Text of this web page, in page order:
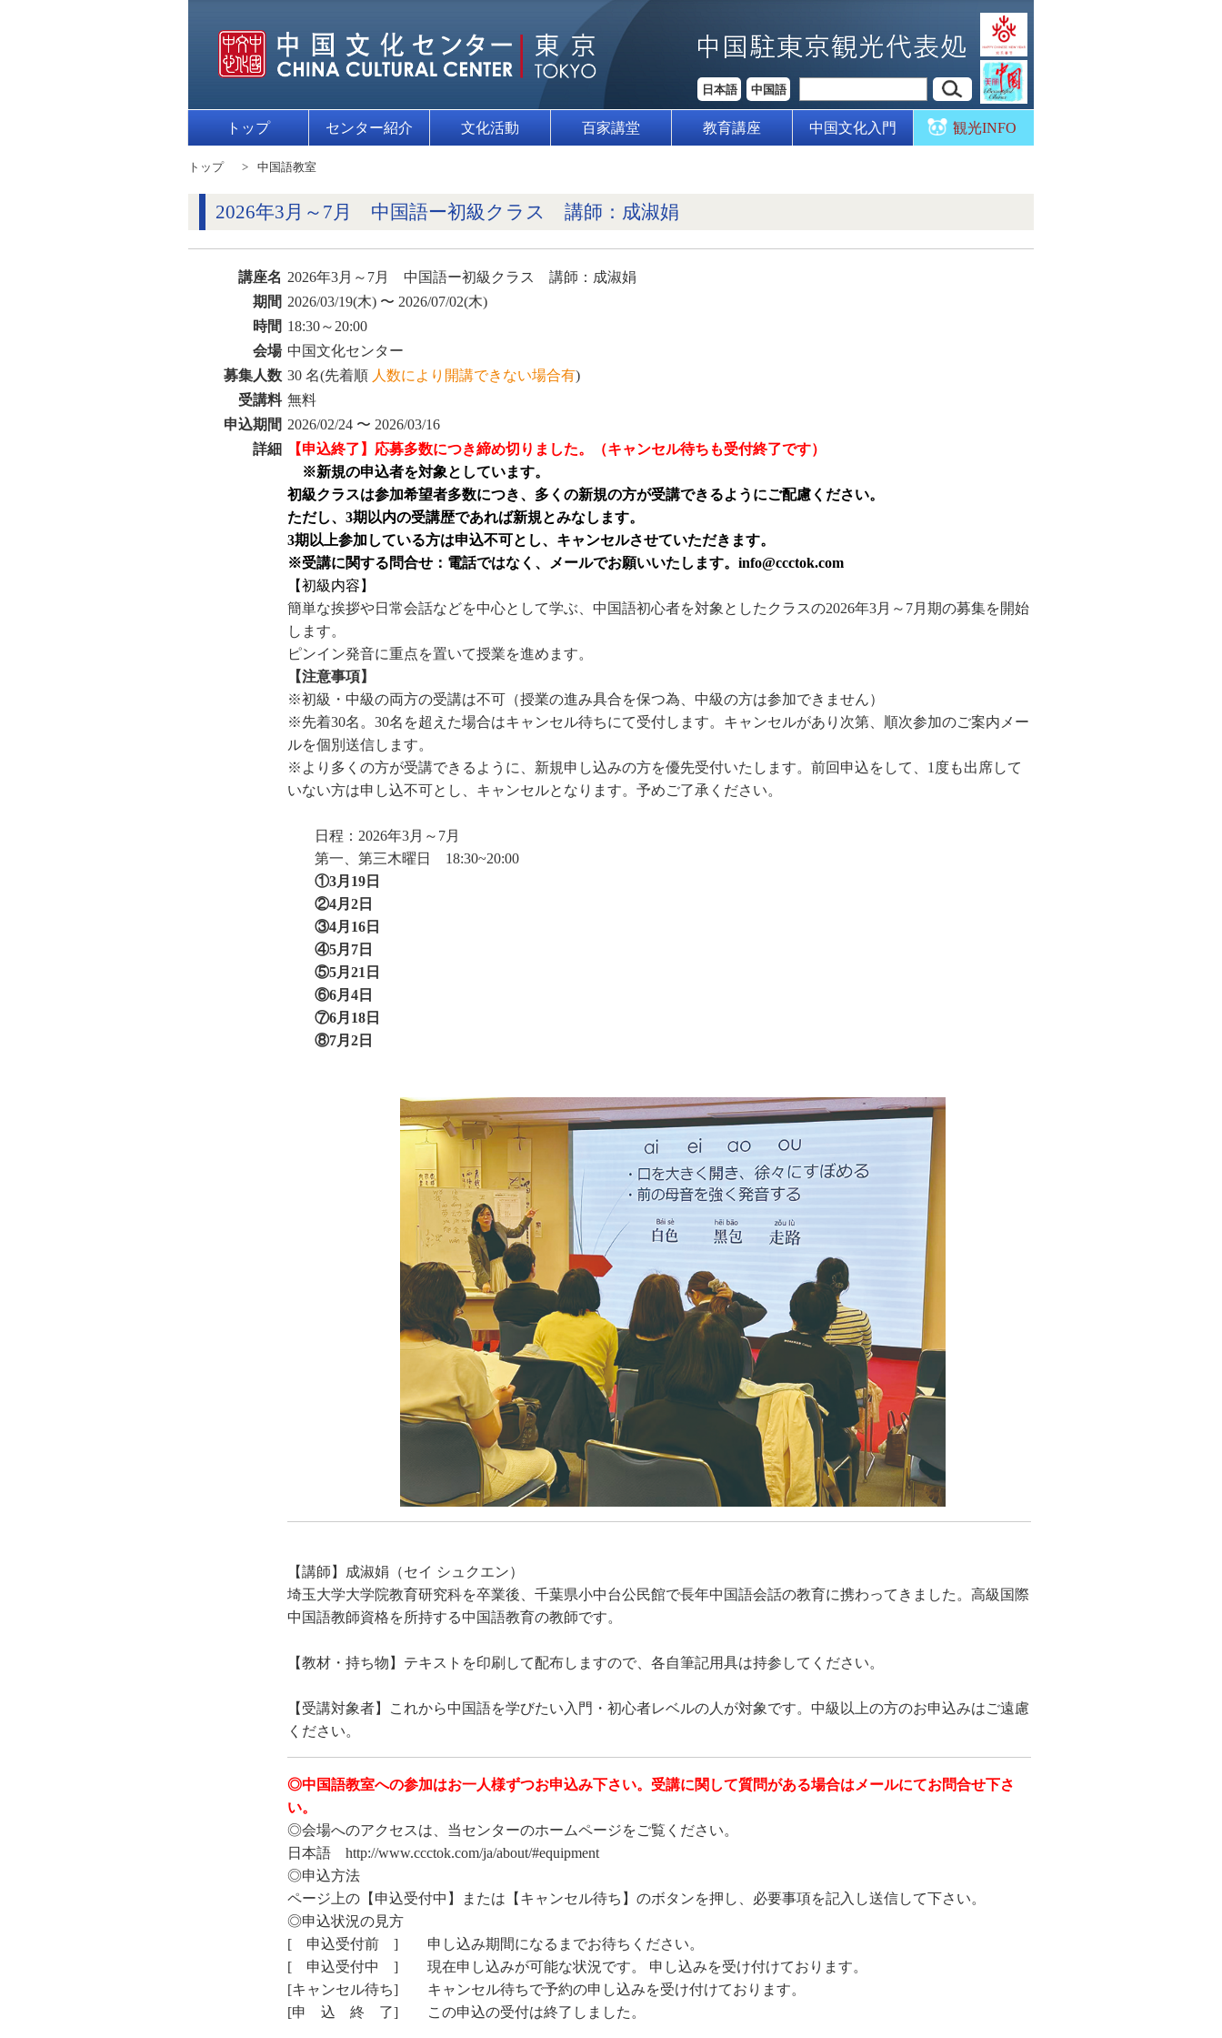
日本語 中国語
トップ センター紹介 文化活動 百家講堂 教育講座 中国文化入門 観光INFO
トップ 中国語教室
2026年3月～7月 中国語ー初級クラス 講師：成淑娟
講座名 2026年3月～7月 中国語ー初級クラス 講師：成淑娟
期間 2026/03/19(木) 〜 2026/07/02(木)
時間 18:30～20:00
会場 中国文化センター
募集人数 30 名(先着順 人数により開講できない場合有)
受講料 無料
申込期間 2026/02/24 〜 2026/03/16
詳細
【申込終了】応募多数につき締め切りました。（キャンセル待ちも受付終了です）
※新規の申込者を対象としています。
初級クラスは参加希望者多数につき、多くの新規の方が受講できるようにご配慮ください。
ただし、3期以内の受講歴であれば新規とみなします。
3期以上参加している方は申込不可とし、キャンセルさせていただきます。
※受講に関する問合せ：電話ではなく、メールでお願いいたします。info@ccctok.com
【初級内容】
簡単な挨拶や日常会話などを中心として学ぶ、中国語初心者を対象としたクラスの2026年3月～7月期の募集を開始
します。
ピンイン発音に重点を置いて授業を進めます。
【注意事項】
※初級・中級の両方の受講は不可（授業の進み具合を保つ為、中級の方は参加できません）
※先着30名。30名を超えた場合はキャンセル待ちにて受付します。キャンセルがあり次第、順次参加のご案内メー
ルを個別送信します。
※より多くの方が受講できるように、新規申し込みの方を優先受付いたします。前回申込をして、1度も出席して
いない方は申し込不可とし、キャンセルとなります。予めご了承ください。
日程：2026年3月～7月
第一、第三木曜日 18:30~20:00
①3月19日
②4月2日
③4月16日
④5月7日
⑤5月21日
⑥6月4日
⑦6月18日
⑧7月2日
【講師】成淑娟（セイ シュクエン）
埼玉大学大学院教育研究科を卒業後、千葉県小中台公民館で長年中国語会話の教育に携わってきました。高級国際
中国語教師資格を所持する中国語教育の教師です。
【教材・持ち物】テキストを印刷して配布しますので、各自筆記用具は持参してください。
【受講対象者】これから中国語を学びたい入門・初心者レベルの人が対象です。中級以上の方のお申込みはご遠慮
ください。
◎中国語教室への参加はお一人様ずつお申込み下さい。受講に関して質問がある場合はメールにてお問合せ下さ
い。
◎会場へのアクセスは、当センターのホームページをご覧ください。
日本語 http://www.ccctok.com/ja/about/#equipment
◎申込方法
ページ上の【申込受付中】または【キャンセル待ち】のボタンを押し、必要事項を記入し送信して下さい。
◎申込状況の見方
[ 申込受付前 ] 申し込み期間になるまでお待ちください。
[ 申込受付中 ] 現在申し込みが可能な状況です。 申し込みを受け付けております。
[キャンセル待ち] キャンセル待ちで予約の申し込みを受け付けております。
[申 込 終 了] この申込の受付は終了しました。